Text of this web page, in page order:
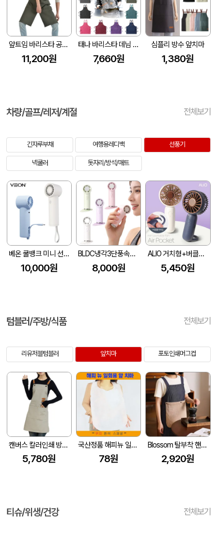
앞트임 바리스타 공방 데님 방수 앞치마 Z114
11,200원
태나 바리스타 데님 앞치마
7,660원
심플리 방수 앞치마
1,380원
차량/골프/레저/계절 전체보기
긴자루부채 여행용레디백 선풍기
넥쿨러 돗자리/방석/매트
베온 쿨뱅크 미니 선풍기
10,000원
BLDC냉각3단풍속울트라미니선풍기
8,000원
ALIO 거치형+버클홀더형 에어포켓 미니선풍기
5,450원
텀블러/주방/식품 전체보기
리유저블텀블러 앞치마 포토인쇄머그컵
캔버스 칼러인쇄 방수 바리스타 앞치마 Z117
5,780원
국산정품 해피뉴 일회용 앞치마 무지 흰색 스페셜
78원
Blossom 탈부착 핸드타월 스트라이프 앞치마 1P
2,920원
티슈/위생/건강 전체보기